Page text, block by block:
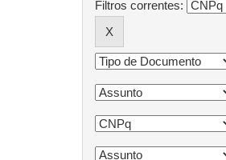
Filtros correntes: